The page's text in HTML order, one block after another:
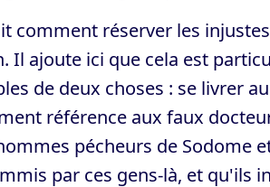
comment réserver les
Il ajoute ici que cela est
de deux choses : se livrer
référence aux faux
pécheurs de Sodome
par ces gens-là, et qu'ils